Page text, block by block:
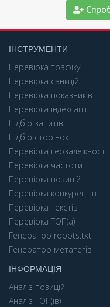
ІНСТРУМЕНТИ
Перевірка трафіку
Перевірка санкцій
Перевірка показників
Перевірка індексації
Підбір запитів
Підбір сторінок
Перевірка геозалежності
Перевірка частоти
Перевірка позицій
Перевірка конкурентів
Перевірка текстів
Перевірка ТОП(а)
Генератор robots.txt
Генератор метатегів
ІНФОРМАЦІЯ
Аналіз позицій
Аналіз ТОП(ів)